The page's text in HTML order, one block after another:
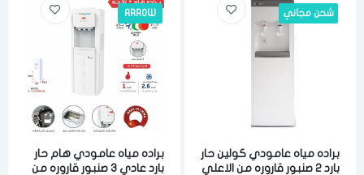
شحن مجاني
براده مياه عامودي كولين حار
بارد 2 صنبور قاروره من الاعلي
ARROW
براده مياه عامودي هام حار
بارد عادي 3 صنبور قاروره من